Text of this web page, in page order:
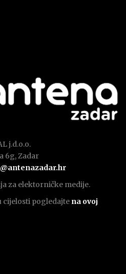
j.d.o.o.
6g, Zadar
za elektorničke medije.
cijelosti pogledajte na ovoj